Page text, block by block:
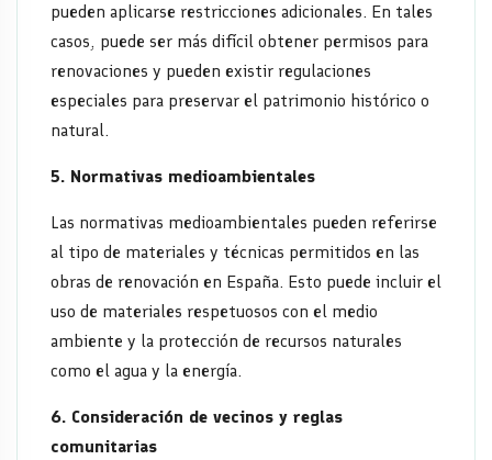
pueden aplicarse restricciones adicionales. En tales
casos, puede ser más difícil obtener permisos para
renovaciones y pueden existir regulaciones
especiales para preservar el patrimonio histórico o
natural.
5. Normativas medioambientales
Las normativas medioambientales pueden referirse
al tipo de materiales y técnicas permitidos en las
obras de renovación en España. Esto puede incluir el
uso de materiales respetuosos con el medio
ambiente y la protección de recursos naturales
como el agua y la energía.
6. Consideración de vecinos y reglas
comunitarias